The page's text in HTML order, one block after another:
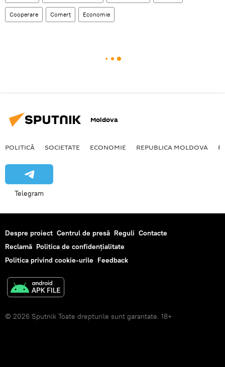
Cooperare Comerţ Economie
Moldova
POLITICĂ SOCIETATE ECONOMIE REPUBLICA MOLDOVA
Telegram
Despre proiect Centrul de presă Reguli Contacte
Reclamă Politica de confidențialitate
Politica privind cookie-urile Feedback
© 2026 Sputnik Toate drepturile sunt garantate. 18+